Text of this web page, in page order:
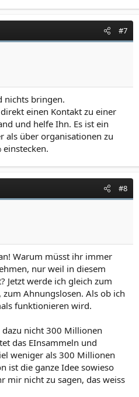
#7
nichts bringen.
einen Kontakt zu einer
und helfe Ihn. Es ist ein
als über organisationen zu
#8
Warum müsst ihr immer
nur weil in diesem
Jetzt werde ich gleich zum
Ahnungslosen. Als ob ich
funktionieren wird.
nicht 300 Millionen
das EInsammeln und
weniger als 300 Millionen
ist die ganze Idee sowieso
mir nicht zu sagen, das weiss